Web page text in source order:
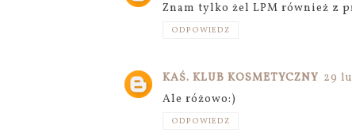
Znam tylko żel LPM również z
ODPOWIEDZ
KAŚ. KLUB KOSMETYCZNY 29
Ale różowo:)
ODPOWIEDZ